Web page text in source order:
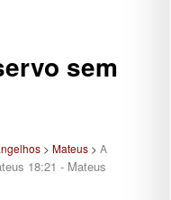
sem
> Mateus> A
18:21 - Mateus